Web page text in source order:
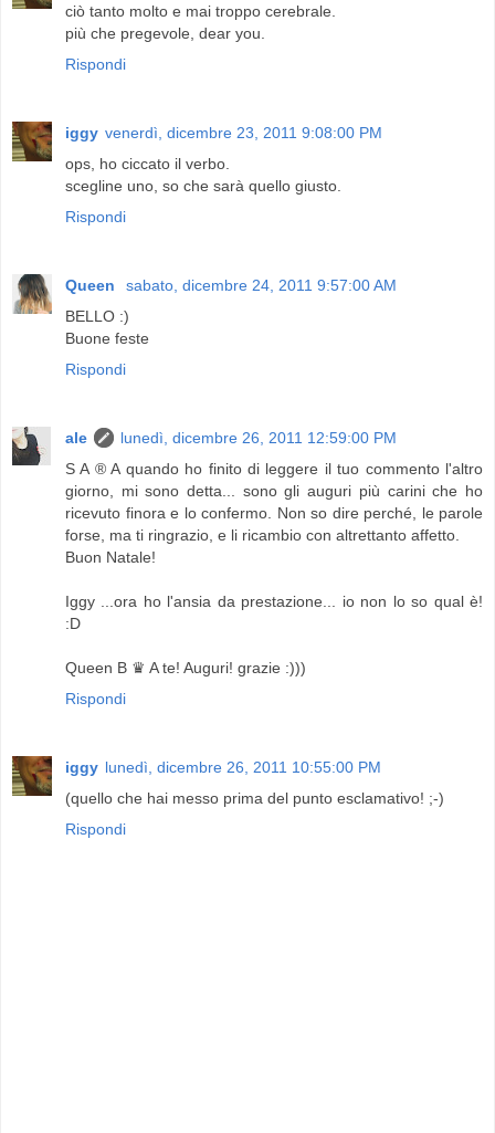
ciò tanto molto e mai troppo cerebrale.
più che pregevole, dear you.
Rispondi
iggy venerdì, dicembre 23, 2011 9:08:00 PM
ops, ho ciccato il verbo.
scegline uno, so che sarà quello giusto.
Rispondi
Queen
sabato, dicembre 24, 2011 9:57:00 AM
BELLO :)
Buone feste
Rispondi
ale
lunedì, dicembre 26, 2011 12:59:00 PM
S A ® A quando ho finito di leggere il tuo commento l'altro
giorno, mi sono detta... sono gli auguri più carini che ho
ricevuto finora e lo confermo. Non so dire perché, le parole
forse, ma ti ringrazio, e li ricambio con altrettanto affetto.
Buon Natale!
Iggy ...ora ho l'ansia da prestazione... io non lo so qual è!
:D
Queen B ♛ A te! Auguri! grazie :)))
Rispondi
iggy lunedì, dicembre 26, 2011 10:55:00 PM
(quello che hai messo prima del punto esclamativo! ;-)
Rispondi